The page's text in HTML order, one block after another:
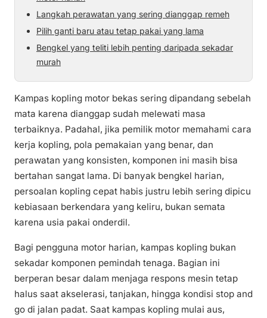
Langkah perawatan yang sering dianggap remeh
Pilih ganti baru atau tetap pakai yang lama
Bengkel yang teliti lebih penting daripada sekadar
murah
Kampas kopling motor bekas sering dipandang sebelah
mata karena dianggap sudah melewati masa
terbaiknya. Padahal, jika pemilik motor memahami cara
kerja kopling, pola pemakaian yang benar, dan
perawatan yang konsisten, komponen ini masih bisa
bertahan sangat lama. Di banyak bengkel harian,
persoalan kopling cepat habis justru lebih sering dipicu
kebiasaan berkendara yang keliru, bukan semata
karena usia pakai onderdil.
Bagi pengguna motor harian, kampas kopling bukan
sekadar komponen pemindah tenaga. Bagian ini
berperan besar dalam menjaga respons mesin tetap
halus saat akselerasi, tanjakan, hingga kondisi stop and
go di jalan padat. Saat kampas kopling mulai aus,